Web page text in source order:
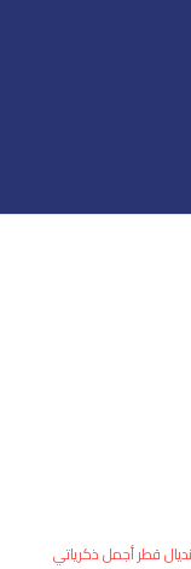
قطر أجمل ذكرياتي